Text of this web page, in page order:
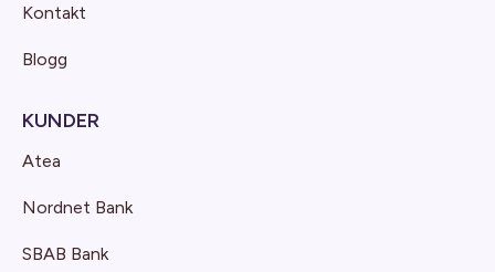
Kontakt
Blogg
KUNDER
Atea
Nordnet Bank
SBAB Bank